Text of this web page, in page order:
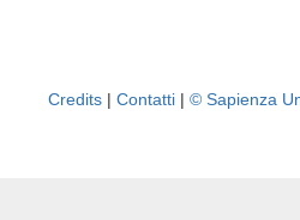
Credits | Contatti | © Sapienza